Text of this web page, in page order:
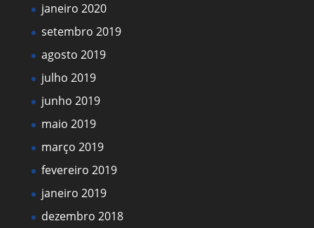
janeiro 2020
setembro 2019
agosto 2019
julho 2019
junho 2019
maio 2019
março 2019
fevereiro 2019
janeiro 2019
dezembro 2018